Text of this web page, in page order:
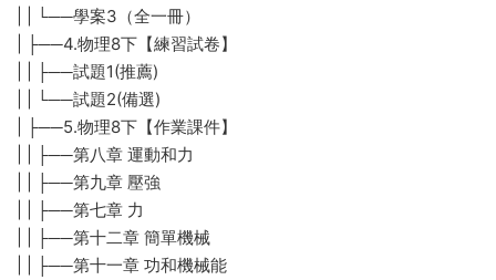
| | └──學案3（全一冊）
| ├──4.物理8下【練習試卷】
| | ├──試題1(推薦)
| | └──試題2(備選)
| ├──5.物理8下【作業課件】
| | ├──第八章 運動和力
| | ├──第九章 壓強
| | ├──第七章 力
| | ├──第十二章 簡單機械
| | ├──第十一章 功和機械能